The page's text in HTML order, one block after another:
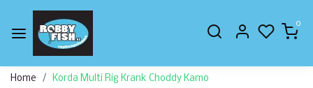
0
Home Korda Multi Rig Krank Choddy Kamo